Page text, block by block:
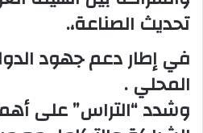
تحديث الصناعة،.
في إطار دعم جهود
المحلي .
وشدد “التراس” على